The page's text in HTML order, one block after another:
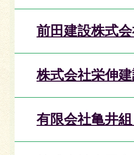
前田建設株式
株式会社栄伸
有限会社亀井組